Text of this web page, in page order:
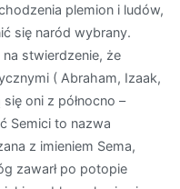
plemion i ludów,
się naród wybrany.
stwierdzenie, że
( Abraham, Izaak,
oni z północno –
Semici to nazwa
z imieniem Sema,
zawarł po potopie